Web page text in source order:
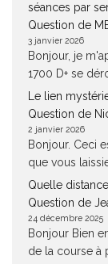
séances par
Question de
3 janvier 2026
Bonjour, je
1700 D+ se
Le lien
Question de
2 janvier 2026
Bonjour. Ceci
que vous
Quelle
Question de
24 décembre 2025
Bonjour Bien
de la course à